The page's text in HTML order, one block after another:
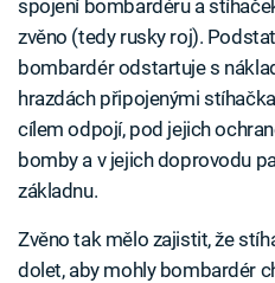
spojení bombardéru a
zvěno (tedy rusky roj).
bombardér odstartuje s
hrazdách připojenými
cílem odpojí, pod jejich
bomby a v jejich doprovodu
základnu.
Zvěno tak mělo zajistit, že
dolet, aby mohly bombardér